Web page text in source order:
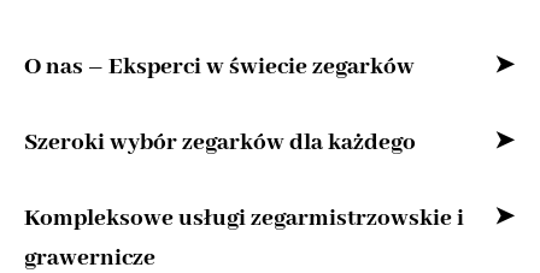
O nas – Eksperci w świecie zegarków
Witaj w naszym sklepie internetowym –
zegarków oraz osobach, które cenią precyzję,
niezawodną jakość i ponadczasową klasykę.
Szeroki wybór zegarków dla każdego
Bez względu na to, czy szukasz zegarka
klasycznego, nowoczesnego zegarka
Kompleksowe usługi zegarmistrzowskie i
grawernicze